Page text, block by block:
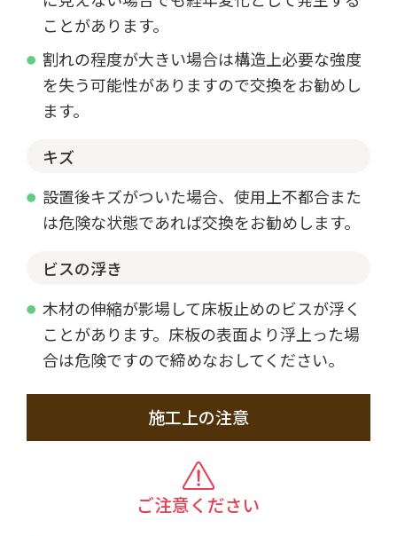
ことがあります。
割れの程度が大きい場合は構造上必要な強度
を失う可能性がありますので交換をお勧めし
ます。
キズ
設置後キズがついた場合、使用上不都合また
は危険な状態であれば交換をお勧めします。
ビスの浮き
木材の伸縮が影場して床板止めのビスが浮く
ことがあります。床板の表面より浮上った場
合は危険ですので締めなおしてください。
施工上の注意
ご注意ください